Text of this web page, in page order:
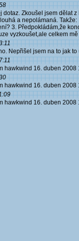
dotaz. Zkoušel jsem dělat
a nepolámaná.
3. Předpokládám,že
vyzkoušet,ale celkem
Nepřišel jsem na to jak to
hawkwind 16. duben 2008
hawkwind 16. duben 2008
hawkwind 16. duben 2008